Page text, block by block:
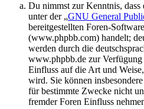
Du nimmst zur Kenntnis,
unter der „GNU General
bereitgestellten Foren-
(www.phpbb.com) handelt;
werden durch die
www.phpbb.de zur Verfügung
Einfluss auf die Art und
wird. Sie können
für bestimmte Zwecke nicht
fremder Foren Einfluss